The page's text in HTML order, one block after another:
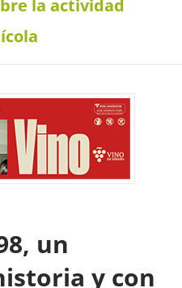
la actividad
un
y con